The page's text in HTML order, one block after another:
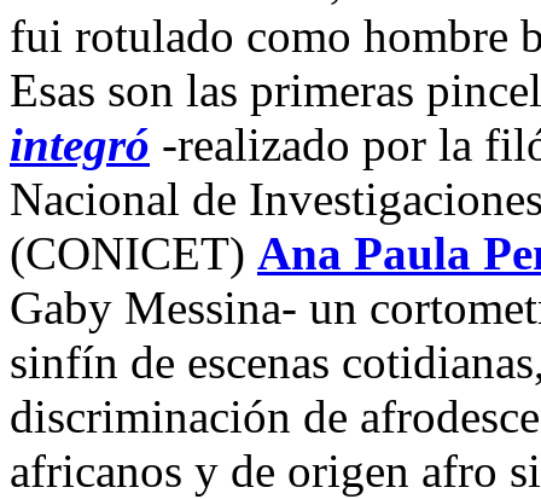
fui rotulado como hombre
Esas son las primeras
integró -realizado por la
Nacional de
(CONICET) Ana Paula
Gaby Messina- un
sinfín de escenas
discriminación de
africanos y de origen afro